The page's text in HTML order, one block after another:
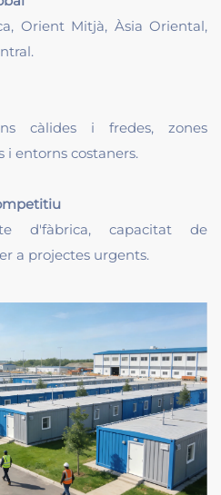
Orient Mitjà, Àsia Oriental,
càlides i fredes, zones
i entorns costaners.
d'fàbrica, capacitat de
a projectes urgents.